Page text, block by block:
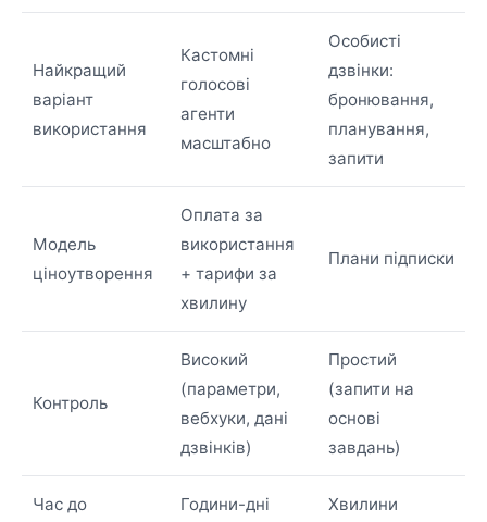
Найкращий
варіант
використання
Кастомні
голосові
агенти
масштабно
Особисті
дзвінки:
бронювання,
планування,
запити
Модель
ціноутворення
Оплата за
використання
+ тарифи за
хвилину
Плани підписки
Контроль
Високий
(параметри,
вебхуки, дані
дзвінків)
Простий
(запити на
основі
завдань)
Час до
Години-дні
Хвилини